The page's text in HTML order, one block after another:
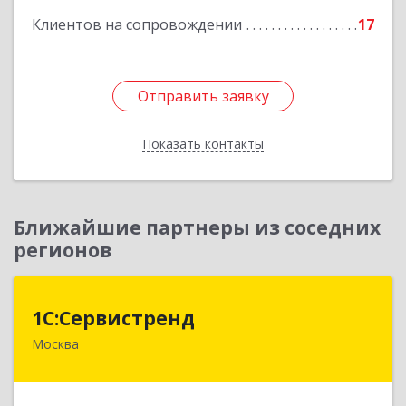
Клиентов на сопровождении 17
Отправить заявку
Показать контакты
Подробнее
Отправить заявку
Назад
Ближайшие партнеры из соседних
регионов
1С:Сервистренд
Москва
107023, Москва г, Семёновский пер, дом № 15,